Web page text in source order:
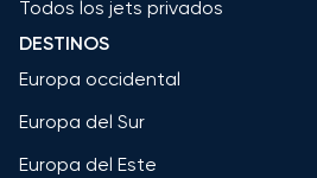
Todos los jets privados
DESTINOS
Europa occidental
Europa del Sur
Europa del Este